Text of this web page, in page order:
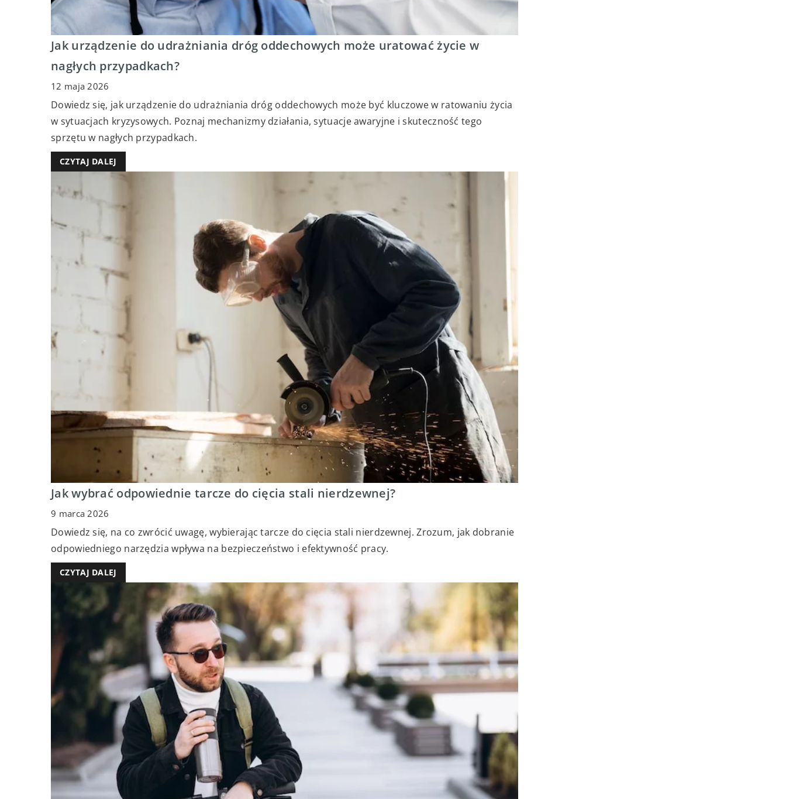
Jak urządzenie do udrażniania dróg oddechowych może uratować życie w
nagłych przypadkach?
12 maja 2026
Dowiedz się, jak urządzenie do udrażniania dróg oddechowych może być kluczowe w ratowaniu życia
w sytuacjach kryzysowych. Poznaj mechanizmy działania, sytuacje awaryjne i skuteczność tego
sprzętu w nagłych przypadkach.
CZYTAJ DALEJ
Jak wybrać odpowiednie tarcze do cięcia stali nierdzewnej?
9 marca 2026
Dowiedz się, na co zwrócić uwagę, wybierając tarcze do cięcia stali nierdzewnej. Zrozum, jak dobranie
odpowiedniego narzędzia wpływa na bezpieczeństwo i efektywność pracy.
CZYTAJ DALEJ